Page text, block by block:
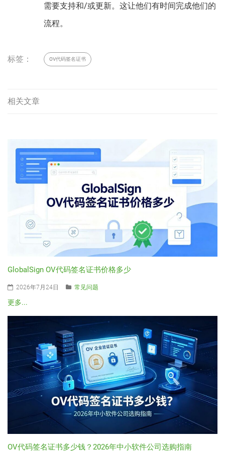
需要支持和/或更新。这让他们有时间完成他们的
流程。
标签： OV代码签名证书
相关文章
GlobalSign OV代码签名证书价格多少
2026年7月24日 常见问题
更多...
OV代码签名证书多少钱？2026年中小软件公司选购指南